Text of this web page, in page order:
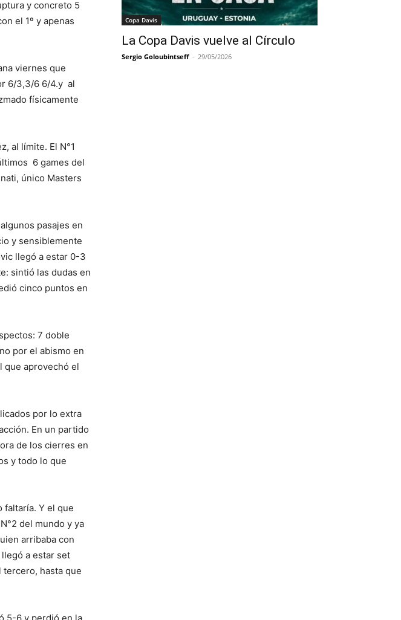
y concreto 5
el 1º y apenas
viernes que
6/3,3/6 6/4.y al
físicamente
al límite. El N°1
6 games del
único Masters
pasajes en
y sensiblemente
llegó a estar 0-3
sintió las dudas en
cinco puntos en
7 doble
por el abismo en
que aprovechó el
por lo extra
En un partido
de los cierres en
y todo lo que
faltaría. Y el que
del mundo y ya
arribaba con
a estar set
hasta que
Copa Davis
La Copa Davis vuelve al Círculo
Sergio Goloubintseff - 29/05/2026